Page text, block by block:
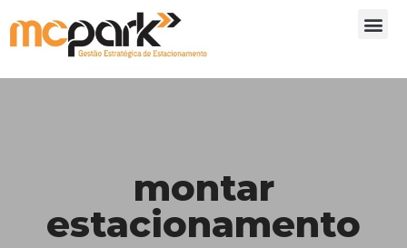
montar
estacionamento